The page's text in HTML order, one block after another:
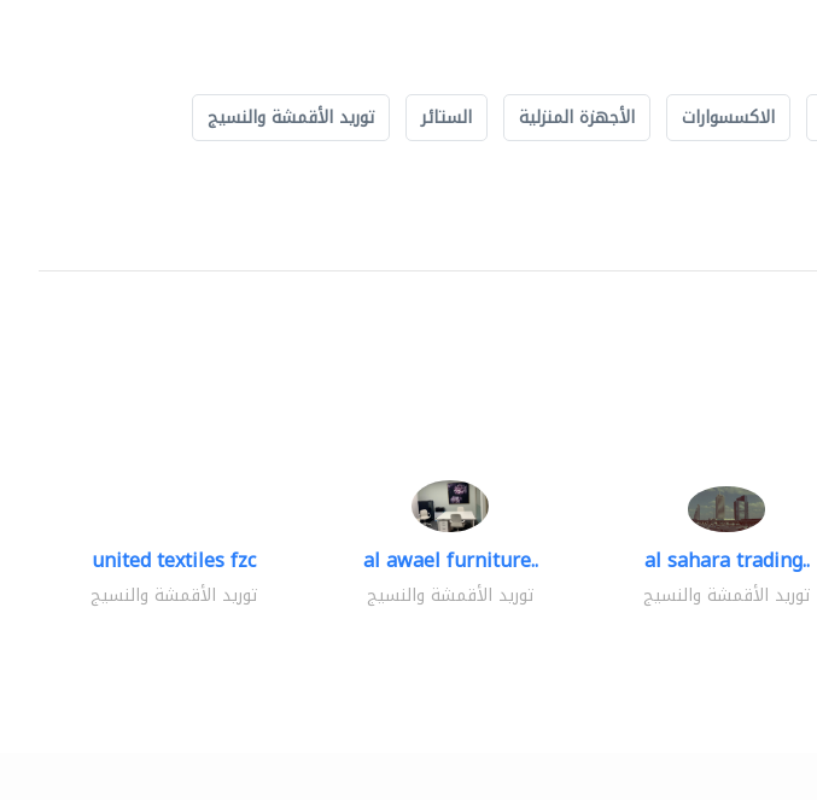
الاكسسوارات الأجهزة المنزلية الستائر
توريد الأقمشة والنسيج
united textiles fzc
توريد الأقمشة والنسيج
al awael furniture..
توريد الأقمشة والنسيج
al sahara trading..
توريد الأقمشة والنسيج